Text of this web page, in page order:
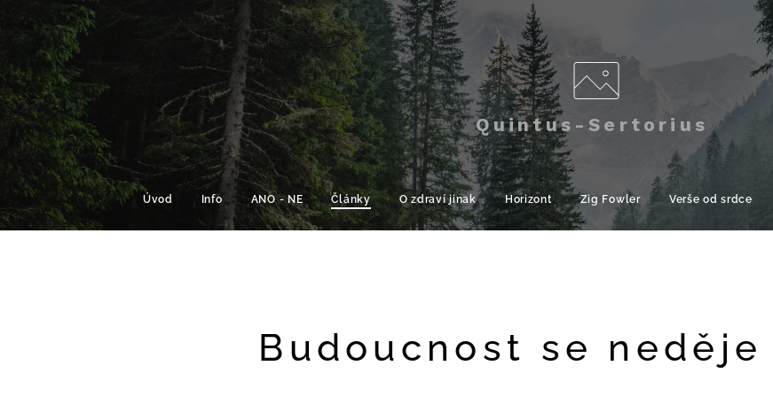
Quintus-Sertorius
Úvod Info ANO - NE Články O zdraví jinak Horizont Zig Fowler Verše od srdce
Budoucnost se